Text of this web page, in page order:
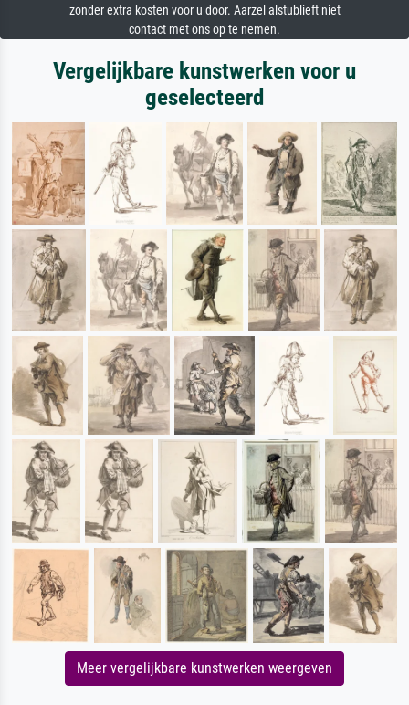
zonder extra kosten voor u door. Aarzel alstublieft niet
contact met ons op te nemen.
Vergelijkbare kunstwerken voor u
geselecteerd
Meer vergelijkbare kunstwerken weergeven